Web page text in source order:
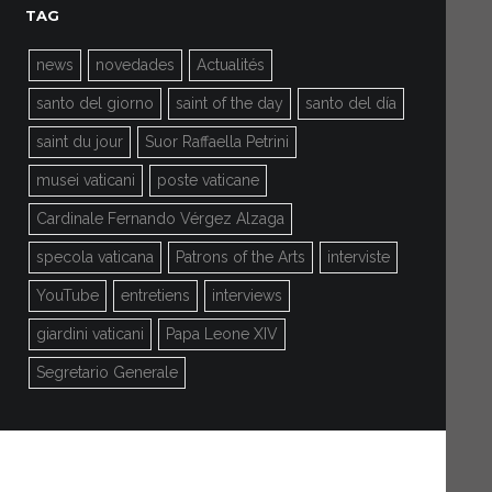
TAG
news novedades Actualités
santo del giorno saint of the day santo del día
saint du jour Suor Raffaella Petrini
musei vaticani poste vaticane
Cardinale Fernando Vérgez Alzaga
specola vaticana Patrons of the Arts interviste
YouTube entretiens interviews
giardini vaticani Papa Leone XIV
Segretario Generale